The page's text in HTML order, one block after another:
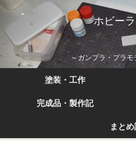
ホビー
～ガンプラ・プラ
塗装・工作
完成品・製作記
まと